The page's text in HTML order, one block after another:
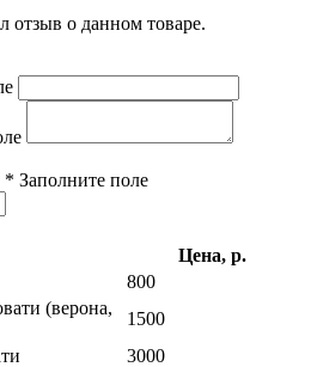
отзыв о данном товаре.
* Заполните поле
Цена, р.
800
(верона,
1500
3000